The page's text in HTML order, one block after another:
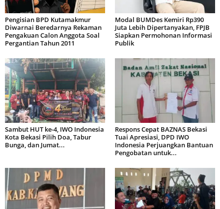
Pengisian BPD Kutamakmur
Diwarnai Beredarnya Rekaman
Pengakuan Calon Anggota Soal
Pergantian Tahun 2011
Modal BUMDes Kemiri Rp390
Juta Lebih Dipertanyakan, FPJB
Siapkan Permohonan Informasi
Publik
Sambut HUT ke-4, IWO Indonesia
Kota Bekasi Pilih Doa, Tabur
Bunga, dan Jumat...
Respons Cepat BAZNAS Bekasi
Tuai Apresiasi, DPD IWO
Indonesia Perjuangkan Bantuan
Pengobatan untuk...